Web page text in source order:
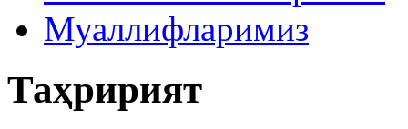
Муаллифларимиз
Таҳририят